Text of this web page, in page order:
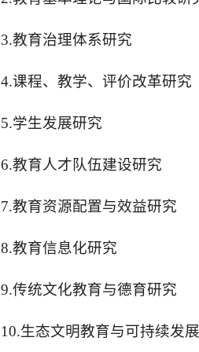
3.教育治理体系研究
4.课程、教学、评价改革研究
5.学生发展研究
6.教育人才队伍建设研究
7.教育资源配置与效益研究
8.教育信息化研究
9.传统文化教育与德育研究
10.生态文明教育与可持续发